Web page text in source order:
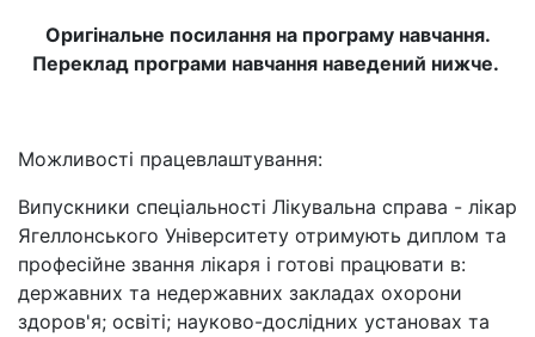
Оригінальне посилання на програму навчання.
Переклад програми навчання наведений нижче.
Можливості працевлаштування:
Випускники спеціальності Лікувальна справа - лікар
Ягеллонського Університету отримують диплом та
професійне звання лікаря і готові працювати в:
державних та недержавних закладах охорони
здоров'я; освіті; науково-дослідних установах та